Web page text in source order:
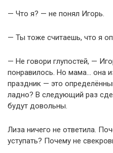
— Что я? — не понял Игорь.
— Ты тоже считаешь, что я
— Не говори глупостей, —
понравилось. Но мама… она
праздник — это
ладно? В следующий раз
будут довольны.
Лиза ничего не ответила.
уступать? Почему не